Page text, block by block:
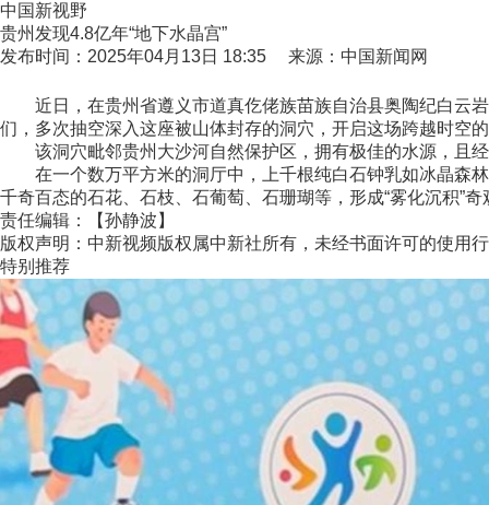
中国新视野
贵州发现4.8亿年“地下水晶宫”
发布时间：2025年04月13日 18:35 来源：中国新闻网
近日，在贵州省遵义市道真仡佬族苗族自治县奥陶纪白云岩
们，多次抽空深入这座被山体封存的洞穴，开启这场跨越时空
该洞穴毗邻贵州大沙河自然保护区，拥有极佳的水源，且经
在一个数万平方米的洞厅中，上千根纯白石钟乳如冰晶森林
千奇百态的石花、石枝、石葡萄、石珊瑚等，形成“雾化沉积”
责任编辑：【孙静波】
版权声明：中新视频版权属中新社所有，未经书面许可的使用
特别推荐